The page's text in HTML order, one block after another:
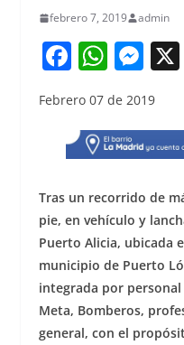
febrero 7, 2019 admin
F
c
e
b
o
o
k
W
h
at
s
A
p
p
M
ss
e
n
g
er
Febrero 07 de 2019
Tras un recorrido de
pie, en vehículo y
Puerto Alicia, ubicada
municipio de Puerto
integrada por
Meta, Bomberos,
general, con el